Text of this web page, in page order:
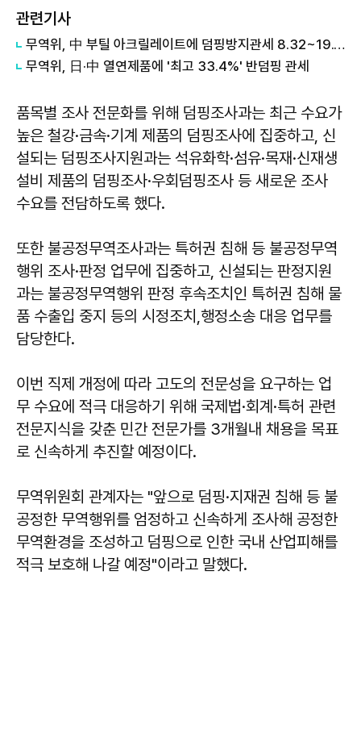
관련기사
무역위, 中 부틸 아크릴레이트에 덤핑방지관세 8.32~19.17% 건의
무역위, 日·中 열연제품에 '최고 33.4%' 반덤핑 관세
품목별 조사 전문화를 위해 덤핑조사과는 최근 수요가
높은 철강·금속·기계 제품의 덤핑조사에 집중하고, 신
설되는 덤핑조사지원과는 석유화학·섬유·목재·신재생
설비 제품의 덤핑조사·우회덤핑조사 등 새로운 조사
수요를 전담하도록 했다.
또한 불공정무역조사과는 특허권 침해 등 불공정무역
행위 조사·판정 업무에 집중하고, 신설되는 판정지원
과는 불공정무역행위 판정 후속조치인 특허권 침해 물
품 수출입 중지 등의 시정조치,행정소송 대응 업무를
담당한다.
이번 직제 개정에 따라 고도의 전문성을 요구하는 업
무 수요에 적극 대응하기 위해 국제법·회계·특허 관련
전문지식을 갖춘 민간 전문가를 3개월내 채용을 목표
로 신속하게 추진할 예정이다.
무역위원회 관계자는 "앞으로 덤핑·지재권 침해 등 불
공정한 무역행위를 엄정하고 신속하게 조사해 공정한
무역환경을 조성하고 덤핑으로 인한 국내 산업피해를
적극 보호해 나갈 예정"이라고 말했다.